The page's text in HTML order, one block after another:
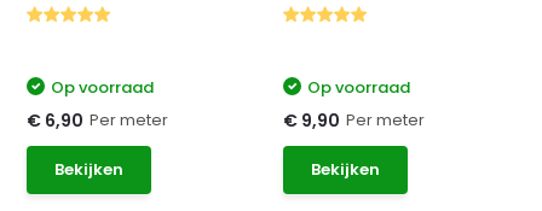
Op voorraad
€ 6,90 Per meter
Bekijken
Op voorraad
€ 9,90 Per meter
Bekijken